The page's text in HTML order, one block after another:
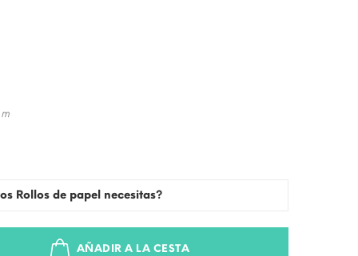
Rollos de papel necesitas?
AÑADIR A LA CESTA